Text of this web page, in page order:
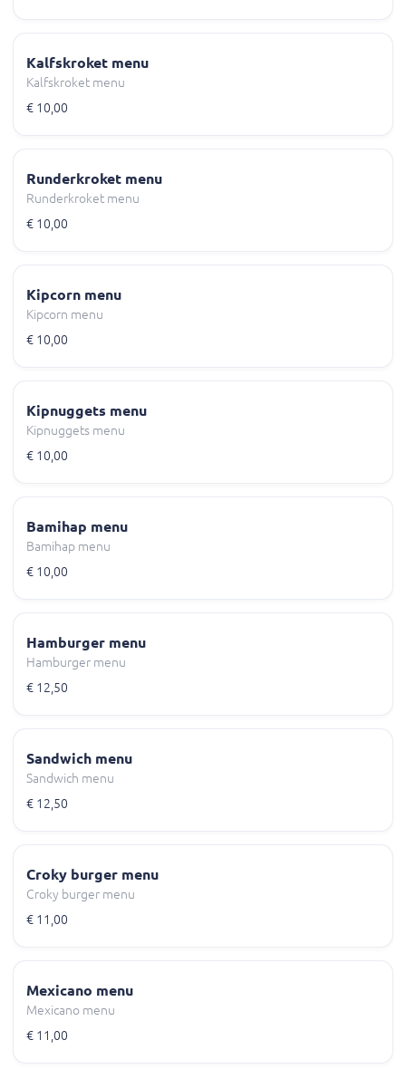
Kalfskroket menu
Kalfskroket menu
€ 10,00
Runderkroket menu
Runderkroket menu
€ 10,00
Kipcorn menu
Kipcorn menu
€ 10,00
Kipnuggets menu
Kipnuggets menu
€ 10,00
Bamihap menu
Bamihap menu
€ 10,00
Hamburger menu
Hamburger menu
€ 12,50
Sandwich menu
Sandwich menu
€ 12,50
Croky burger menu
Croky burger menu
€ 11,00
Mexicano menu
Mexicano menu
€ 11,00